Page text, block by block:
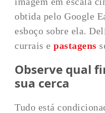
obtida pelo Google
esboço sobre ela.
currais epastagens
Observe qual
sua cerca
Tudo está